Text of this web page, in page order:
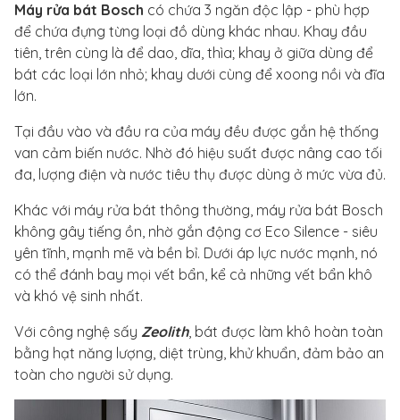
Máy rửa bát Bosch có chứa 3 ngăn độc lập - phù hợp
để chứa đựng từng loại đồ dùng khác nhau. Khay đầu
tiên, trên cùng là để dao, dĩa, thìa; khay ở giữa dùng để
bát các loại lớn nhỏ; khay dưới cùng để xoong nồi và đĩa
lớn.
Tại đầu vào và đầu ra của máy đều được gắn hệ thống
van cảm biến nước. Nhờ đó hiệu suất được nâng cao tối
đa, lượng điện và nước tiêu thụ được dùng ở mức vừa đủ.
Khác với máy rửa bát thông thường, máy rửa bát Bosch
không gây tiếng ồn, nhờ gắn động cơ Eco Silence - siêu
yên tĩnh, mạnh mẽ và bền bỉ. Dưới áp lực nước mạnh, nó
có thể đánh bay mọi vết bẩn, kể cả những vết bẩn khô
và khó vệ sinh nhất.
Với công nghệ sấy Zeolith, bát được làm khô hoàn toàn
bằng hạt năng lượng, diệt trùng, khử khuẩn, đảm bảo an
toàn cho người sử dụng.